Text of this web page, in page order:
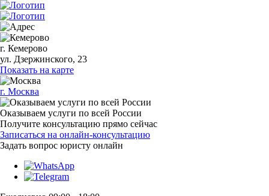
г. Кемерово
ул. Дзержинского, 23
Показать на карте
г. Москва
Оказываем услуги по всей России
Получите консультацию прямо сейчас
Записаться на онлайн-консультацию
Задать вопрос юристу онлайн